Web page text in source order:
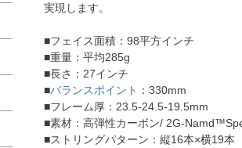
実現します。
■フェイス面積：98平方インチ
■重量：平均285g
■長さ：27インチ
■バランスポイント ：330mm
■フレーム厚：23.5-24.5-19.5mm
■素材：高弾性カーボン/ 2G-
■ストリングパターン：縦16本×横19本